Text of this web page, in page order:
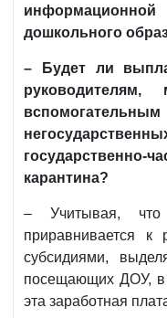
дошкольного
– Будет ли
руководителям,
государственно-
карантина?
– Учитывая, что
приравнивается
субсидиями,
посещающих ДОУ, в
эта заработная